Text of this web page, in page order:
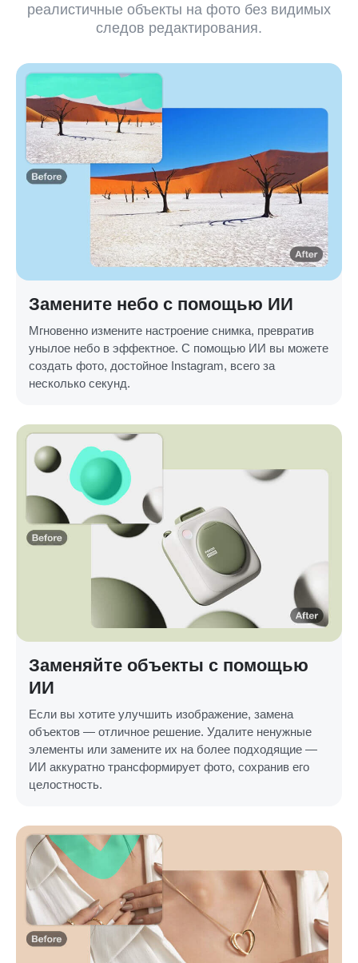
реалистичные объекты на фото без видимых
следов редактирования.
Замените небо с помощью ИИ
Мгновенно измените настроение снимка, превратив
унылое небо в эффектное. С помощью ИИ вы можете
создать фото, достойное Instagram, всего за
несколько секунд.
Заменяйте объекты с помощью
ИИ
Если вы хотите улучшить изображение, замена
объектов — отличное решение. Удалите ненужные
элементы или замените их на более подходящие —
ИИ аккуратно трансформирует фото, сохранив его
целостность.